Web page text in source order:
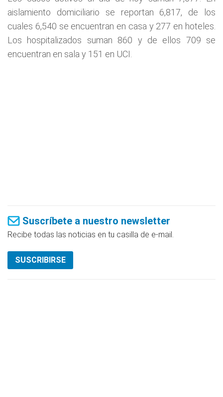
aislamiento domiciliario se reportan 6,817, de los
cuales 6,540 se encuentran en casa y 277 en hoteles.
Los hospitalizados suman 860 y de ellos 709 se
encuentran en sala y 151 en UCI.
Suscríbete a nuestro newsletter
Recibe todas las noticias en tu casilla de e-mail.
SUSCRIBIRSE